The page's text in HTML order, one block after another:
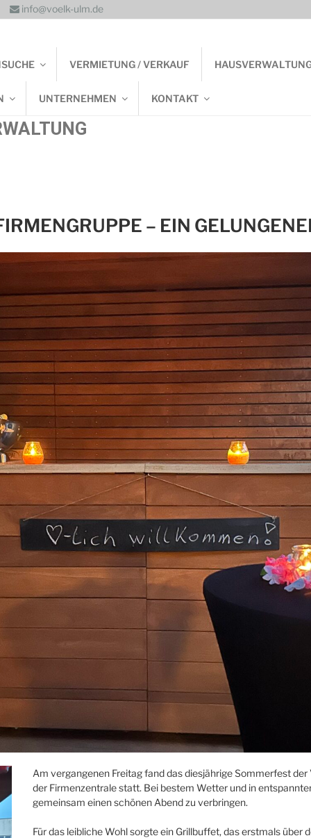
info@voelk-ulm.de
VERMIETUNG / VERKAUF
UNTERNEHMEN KONTAKT
– EIN
Am vergangenen Freitag fand das diesjährige Sommerfest
der Firmenzentrale statt. Bei bestem Wetter und in
gemeinsam einen schönen Abend zu verbringen.
Für das leibliche Wohl sorgte ein Grillbuffet, das erstmals